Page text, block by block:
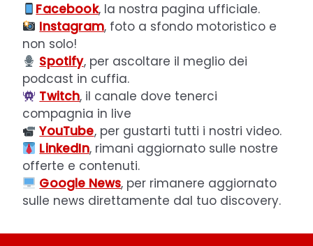
Facebook, la nostra pagina ufficiale.
Instagram, foto a sfondo motoristico e
non solo!
Spotify, per ascoltare il meglio dei
podcast in cuffia.
Twitch, il canale dove tenerci
compagnia in live
YouTube, per gustarti tutti i nostri video.
LinkedIn, rimani aggiornato sulle nostre
offerte e contenuti.
Google News, per rimanere aggiornato
sulle news direttamente dal tuo discovery.